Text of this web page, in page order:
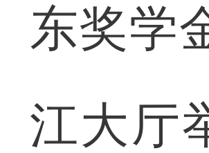
东奖学
江大厅